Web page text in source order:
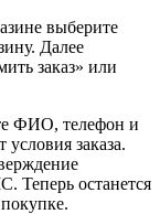
выберите
Далее
заказ» или
ФИО, телефон и
заказа.
Теперь останется